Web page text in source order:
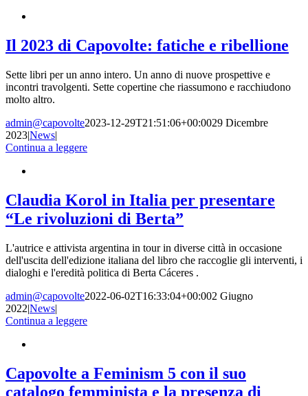
Il 2023 di Capovolte: fatiche e ribellione
Sette libri per un anno intero. Un anno di nuove prospettive e
incontri travolgenti. Sette copertine che riassumono e racchiudono
molto altro.
admin@capovolte2023-12-29T21:51:06+00:0029 Dicembre
2023|News|
Continua a leggere
Claudia Korol in Italia per presentare
“Le rivoluzioni di Berta”
L'autrice e attivista argentina in tour in diverse città in occasione
dell'uscita dell'edizione italiana del libro che raccoglie gli interventi, i
dialoghi e l'eredità politica di Berta Cáceres .
admin@capovolte2022-06-02T16:33:04+00:002 Giugno
2022|News|
Continua a leggere
Capovolte a Feminism 5 con il suo
catalogo femminista e la presenza di